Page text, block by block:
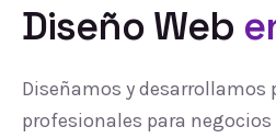
Diseño Web
Diseñamos y desarrollamos
profesionales para negocios